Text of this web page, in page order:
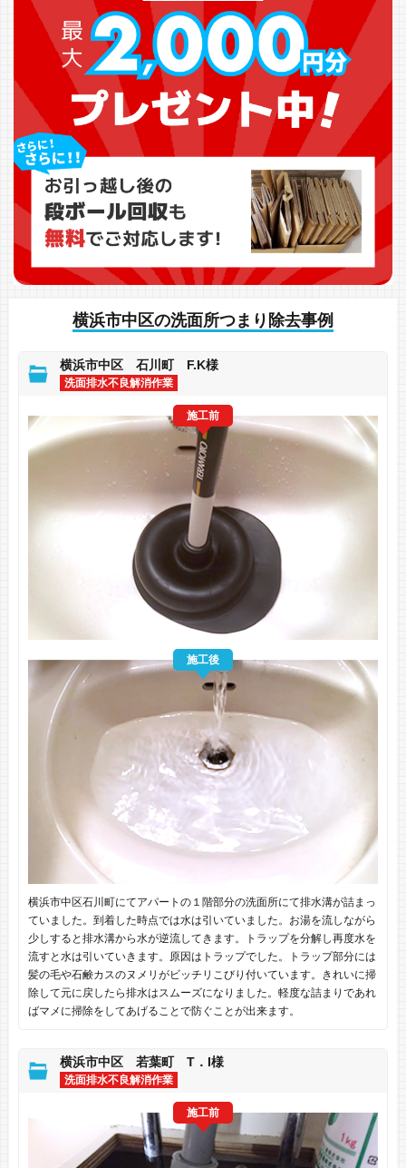
横浜市中区の洗面所つまり除去事例
横浜市中区 石川町 F.K様
洗面排水不良解消作業
施工前
施工後
横浜市中区石川町にてアパートの１階部分の洗面所にて排水溝が詰まっ
ていました。到着した時点では水は引いていました。お湯を流しながら
少しすると排水溝から水が逆流してきます。トラップを分解し再度水を
流すと水は引いていきます。原因はトラップでした。トラップ部分には
髪の毛や石鹸カスのヌメリがビッチリこびり付いています。きれいに掃
除して元に戻したら排水はスムーズになりました。軽度な詰まりであれ
ばマメに掃除をしてあげることで防ぐことが出来ます。
横浜市中区 若葉町 T．I様
洗面排水不良解消作業
施工前